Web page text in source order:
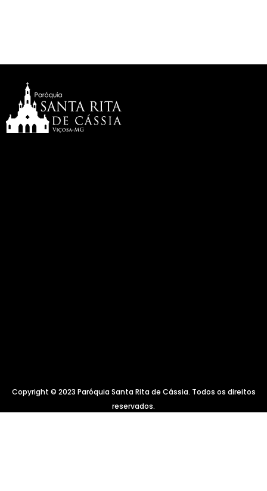
Copyright © 2023 Paróquia Santa Rita de Cássia. Todos os direitos
reservados.